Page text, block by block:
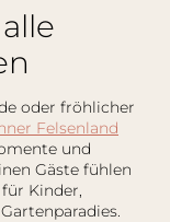
oder fröhlicher
Felsenland
und
Gäste fühlen
Kinder,